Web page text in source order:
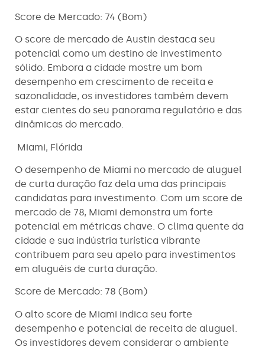
Score de Mercado: 74 (Bom)
O score de mercado de Austin destaca seu
potencial como um destino de investimento
sólido. Embora a cidade mostre um bom
desempenho em crescimento de receita e
sazonalidade, os investidores também devem
estar cientes do seu panorama regulatório e das
dinâmicas do mercado.
Miami, Flórida
O desempenho de Miami no mercado de aluguel
de curta duração faz dela uma das principais
candidatas para investimento. Com um score de
mercado de 78, Miami demonstra um forte
potencial em métricas chave. O clima quente da
cidade e sua indústria turística vibrante
contribuem para seu apelo para investimentos
em aluguéis de curta duração.
Score de Mercado: 78 (Bom)
O alto score de Miami indica seu forte
desempenho e potencial de receita de aluguel.
Os investidores devem considerar o ambiente